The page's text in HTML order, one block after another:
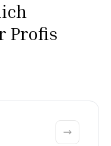
Profis